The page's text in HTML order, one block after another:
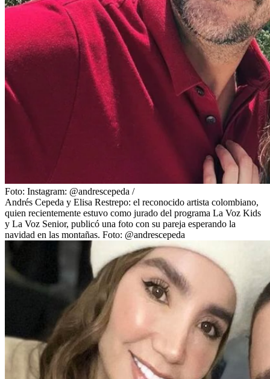
Foto: Instagram: @andrescepeda /
Andrés Cepeda y Elisa Restrepo: el reconocido artista colombiano,
quien recientemente estuvo como jurado del programa La Voz Kids
y La Voz Senior, publicó una foto con su pareja esperando la
navidad en las montañas. Foto: @andrescepeda